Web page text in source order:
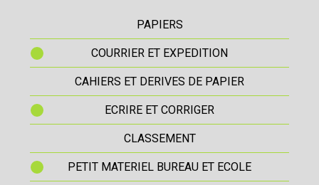
PAPIERS
COURRIER ET EXPEDITION
CAHIERS ET DERIVES DE PAPIER
ECRIRE ET CORRIGER
CLASSEMENT
PETIT MATERIEL BUREAU ET ECOLE